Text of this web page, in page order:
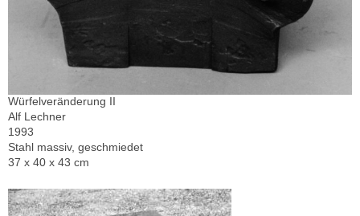
Würfelveränderung II
Alf Lechner
1993
Stahl massiv, geschmiedet
37 x 40 x 43 cm